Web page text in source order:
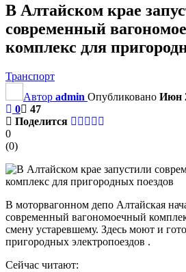
В Алтайском крае
современный
комплекс для
Транспорт
Автор admin Опубликовано Июн
0
47
Поделится
0
(0)
В моторвагонном депо Алтайская
современный вагономоечный
смену устаревшему. Здесь моют и
пригородных электропоездов .
Сейчас читают: